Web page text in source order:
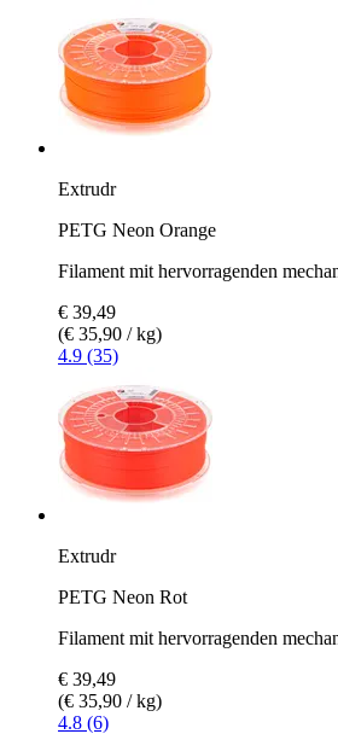
Extrudr
PETG Neon Orange
Filament mit hervorragenden
€ 39,49
(€ 35,90 / kg)
4.9 (35)
Extrudr
PETG Neon Rot
Filament mit hervorragenden
€ 39,49
(€ 35,90 / kg)
4.8 (6)